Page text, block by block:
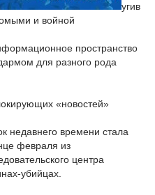
угив
и войной
пространство
для разного рода
«новостей»
недавнего времени стала
февраля из
центра
убийцах.